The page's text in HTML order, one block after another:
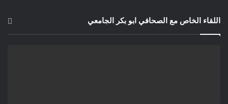
اللقاء الخاص مع الصحافي ابو بكر الجامعي